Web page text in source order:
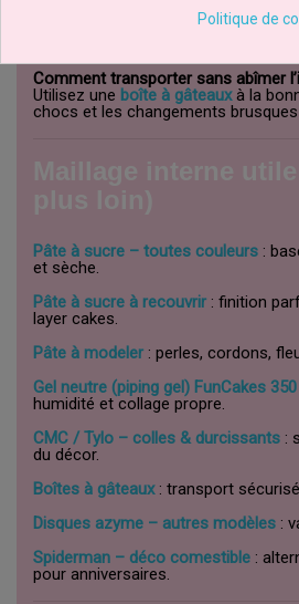
Comment éviter que le décor ne
Renforcez vos éléments de
Comment transporter sans abîmer
Utilisez une boîte à gâteauxà la
chocs et les changements
Pâte à sucre – toutes couleurs :
et sèche.
Pâte à sucre à recouvrir : finition
layer cakes.
Pâte à modeler : perles, cordons,
Gel neutre (piping gel) FunCakes
humidité et collage propre.
CMC / Tylo – colles & durcissants :
du décor.
Boîtes à gâteaux: transport
Disques azyme – autres modèles :
Spiderman – déco comestible :
pour anniversaires.
Politique de